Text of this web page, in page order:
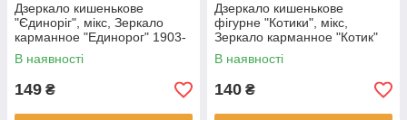
Дзеркало кишенькове
"Єдиноріг", мікс, Зеркало
карманное "Единорог" 1903-
7
В наявності
149 ₴
Дзеркало кишенькове
фігурне "Котики", мікс,
Зеркало карманное "Котик"
2002-12
В наявності
140 ₴